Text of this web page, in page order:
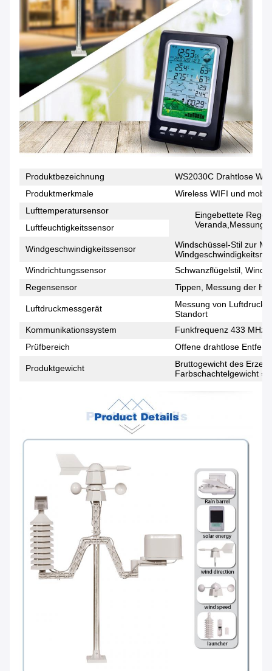
Produktbezeichnung
WS2030C Drahtlose
Produktmerkmale
Wireless WIFI und
Lufttemperatursensor
Eingebettete
Veranda,Messung
Luftfeuchtigkeitssensor
Windgeschwindigkeitssensor
Windschüssel-Stil zur
Windrichtungssensor
Schwanzflügelstil,
Regensensor
Tippen, Messung der
Luftdruckmessgerät
Messung von
Standort
Kommunikationssystem
Funkfrequenz 433 MHz
Prüfbereich
Offene drahtlose
Produktgewicht
Bruttogewicht des
Farbschachtelgewicht =